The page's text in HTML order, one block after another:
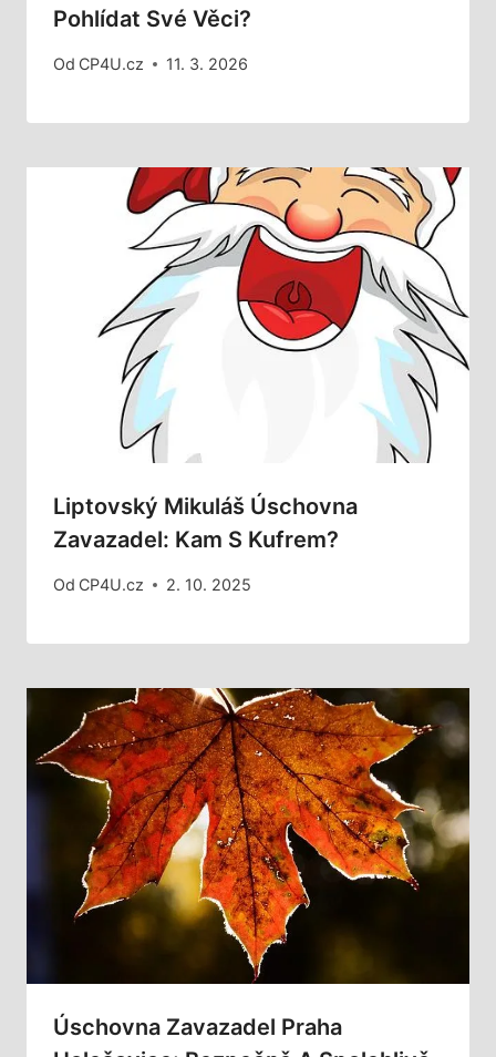
Pohlídat Své Věci?
Od CP4U.cz 11. 3. 2026
Liptovský Mikuláš Úschovna
Zavazadel: Kam S Kufrem?
Od CP4U.cz 2. 10. 2025
Úschovna Zavazadel Praha